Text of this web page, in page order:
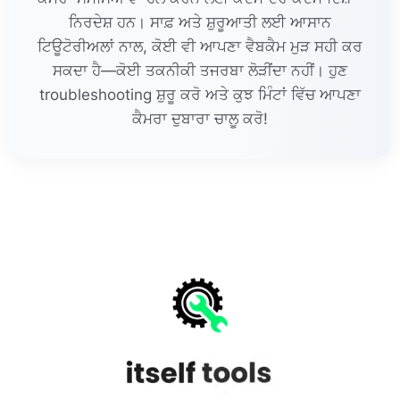
ਨਿਰਦੇਸ਼ ਹਨ। ਸਾਫ਼ ਅਤੇ ਸ਼ੁਰੂਆਤੀ ਲਈ ਆਸਾਨ
ਟਿਊਟੋਰੀਅਲਾਂ ਨਾਲ, ਕੋਈ ਵੀ ਆਪਣਾ ਵੈਬਕੈਮ ਮੁੜ ਸਹੀ ਕਰ
ਸਕਦਾ ਹੈ—ਕੋਈ ਤਕਨੀਕੀ ਤਜਰਬਾ ਲੋੜੀਂਦਾ ਨਹੀਂ। ਹੁਣ
troubleshooting ਸ਼ੁਰੂ ਕਰੋ ਅਤੇ ਕੁਝ ਮਿੰਟਾਂ ਵਿੱਚ ਆਪਣਾ
ਕੈਮਰਾ ਦੁਬਾਰਾ ਚਾਲੂ ਕਰੋ!